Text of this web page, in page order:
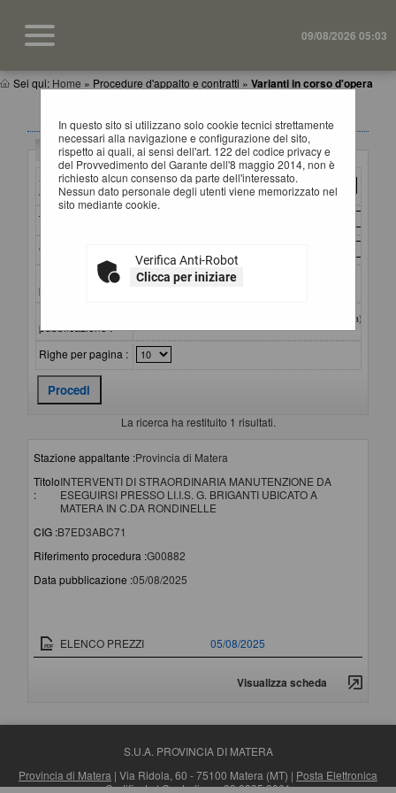
09/08/2026 05:03
Sei qui: Home » Procedure d'appalto e contratti » Varianti in corso d'opera
In questo sito si utilizzano solo cookie tecnici strettamente
necessari alla navigazione e configurazione del sito,
rispetto ai quali, ai sensi dell'art. 122 del codice privacy e
del Provvedimento del Garante dell'8 maggio 2014, non è
richiesto alcun consenso da parte dell'interessato.
Nessun dato personale degli utenti viene memorizzato nel
sito mediante cookie.
Verifica Anti-Robot
Clicca per iniziare
VARIANTI IN CORSO D'OPERA
Criteri di ricerca
Stazione
appaltante :
Titolo :
CIG :
procedura :
pubblicazione :
(gg/mm/aaaa)
Righe per pagina :
La ricerca ha restituito 1 risultati.
Stazione appaltante :Provincia di Matera
Titolo
:
INTERVENTI DI STRAORDINARIA MANUTENZIONE DA
ESEGUIRSI PRESSO LI.I.S. G. BRIGANTI UBICATO A
MATERA IN C.DA RONDINELLE
CIG :B7ED3ABC71
Riferimento procedura :G00882
Data pubblicazione :05/08/2025
ELENCO PREZZI 05/08/2025
Visualizza scheda
S.U.A. PROVINCIA DI MATERA
Provincia di Matera | Via Ridola, 60 - 75100 Matera (MT) | Posta Elettronica
Certificata| Centralino: +39 0835 3061